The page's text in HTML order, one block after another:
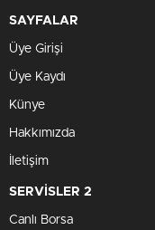
SAYFALAR
Üye Girişi
Üye Kaydı
Künye
Hakkımızda
İletişim
SERVİSLER 2
Canlı Borsa